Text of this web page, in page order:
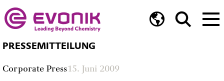
PRESSEMITTEILUNG
Corporate Press15. Juni 2009